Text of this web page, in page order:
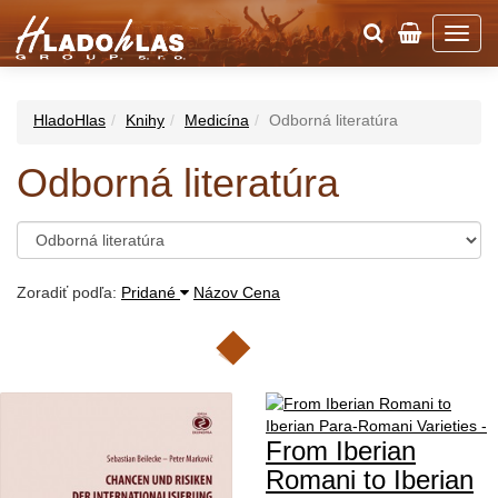
HladoHlas Knihy Medicína Odborná literatúra
Odborná literatúra
Zoradiť podľa: Pridané Názov Cena
From Iberian
Romani to Iberian